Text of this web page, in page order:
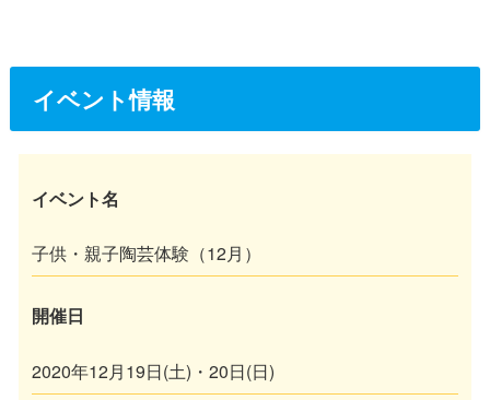
イベント情報
イベント名
子供・親子陶芸体験（12月）
開催日
2020年12月19日(土)・20日(日)